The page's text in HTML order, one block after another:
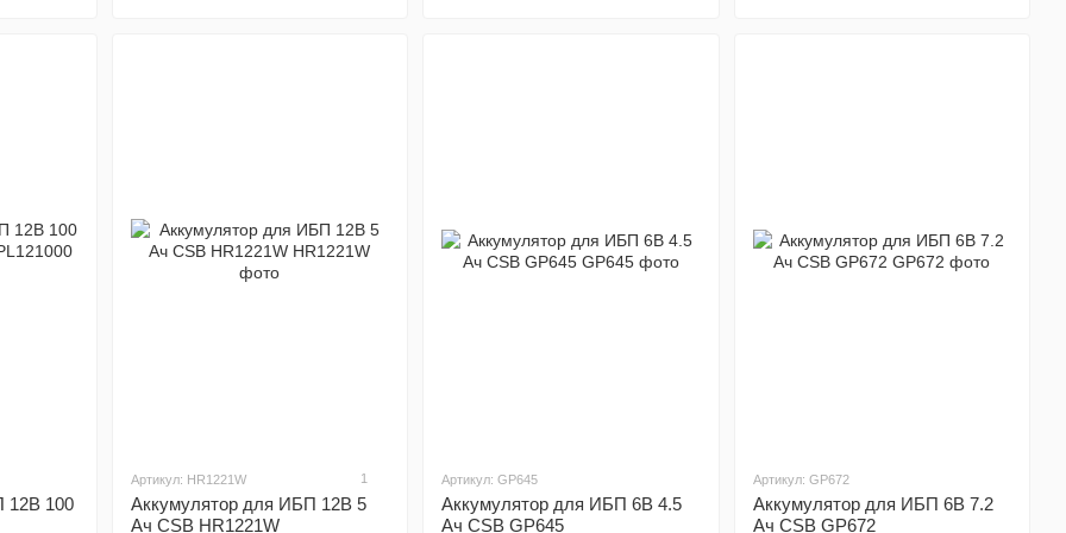
CSB EVX– серия аккумуляторов для циклического использования со сроком службы более 400 циклов при
100% разряде. Аккумуляторные батареи 12 В с диапазоном емкости от 7,2 Ач до 75 Ач. В том числе
аккумуляторы серии EVX – это высокоэффективные и герметичные акб, не требующие обслуживания.
при 8 часовом разряде. В том числе аккумуляторы серии HR TPL – это высокоэффективные и герметичные
акб, не требующие обслуживания.
12В 100
Артикул: HR1221W 1
Аккумулятор для ИБП 12В 5
Ач CSB HR1221W
Артикул: GP645
Аккумулятор для ИБП 6В 4.5
Ач CSB GP645
Артикул: GP672
Аккумулятор для ИБП 6В 7.2
Ач CSB GP672